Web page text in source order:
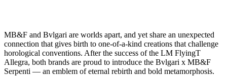
MB&F and Bvlgari are worlds apart, and yet share an unexpected
connection that gives birth to one-of-a-kind creations that challenge
horological conventions. After the success of the LM FlyingT
Allegra, both brands are proud to introduce the Bvlgari x MB&F
Serpenti — an emblem of eternal rebirth and bold metamorphosis.